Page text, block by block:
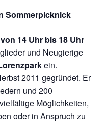
Sommerpicknick
14 Uhr bis 18 Uhr
und Neugierige
ein.
2011 gegründet. Er
und 200
Möglichkeiten,
oder in Anspruch zu